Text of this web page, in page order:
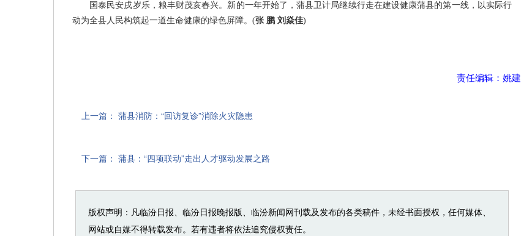
国泰民安戌岁乐，粮丰财茂亥春兴。新的一年开始了，蒲县卫计局继续行走在建设健康蒲县的第一线，以实际行
动为全县人民构筑起一道生命健康的绿色屏障。(张 鹏 刘焱佳)
责任编辑：姚建
上一篇： 蒲县消防：“回访复诊”消除火灾隐患
下一篇： 蒲县：“四项联动”走出人才驱动发展之路
版权声明：凡临汾日报、临汾日报晚报版、临汾新闻网刊载及发布的各类稿件，未经书面授权，任何媒体、
网站或自媒不得转载发布。若有违者将依法追究侵权责任。